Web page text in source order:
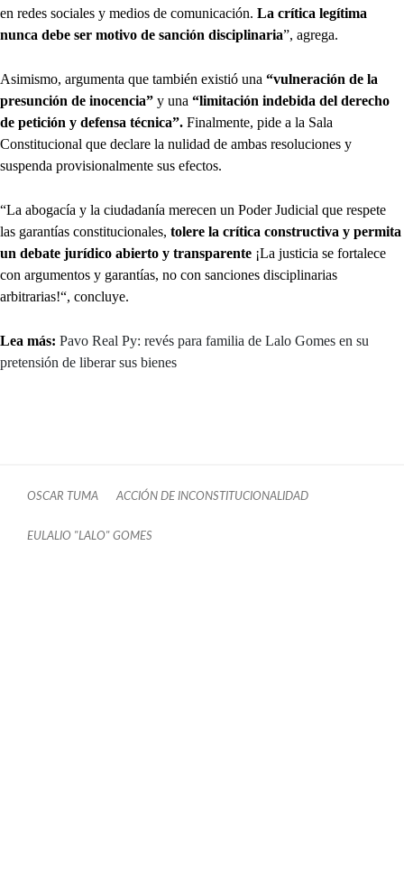
en redes sociales y medios de comunicación. La crítica legítima
nunca debe ser motivo de sanción disciplinaria”, agrega.
Asimismo, argumenta que también existió una “vulneración de la
presunción de inocencia” y una “limitación indebida del derecho
de petición y defensa técnica”. Finalmente, pide a la Sala
Constitucional que declare la nulidad de ambas resoluciones y
suspenda provisionalmente sus efectos.
“La abogacía y la ciudadanía merecen un Poder Judicial que respete
las garantías constitucionales, tolere la crítica constructiva y permita
un debate jurídico abierto y transparente ¡La justicia se fortalece
con argumentos y garantías, no con sanciones disciplinarias
arbitrarias!“, concluye.
Lea más: Pavo Real Py: revés para familia de Lalo Gomes en su
pretensión de liberar sus bienes
OSCAR TUMA ACCIÓN DE INCONSTITUCIONALIDAD
EULALIO "LALO" GOMES